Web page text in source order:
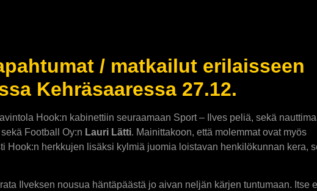
/ matkailut erilaisseen
Kehräsaaressa 27.12.
Hook:n kabinettiin seuraamaan Sport – Ilves peliä, sekä
sekä Football Oy:n Lauri Lätti. Mainittakoon, että molemmat ovat myös
herkkujen lisäksi kylmiä juomia loistavan henkilökunnan kera,
Ilveksen nousua häntäpäästä jo aivan neljän kärjen tuntumaan. Itse